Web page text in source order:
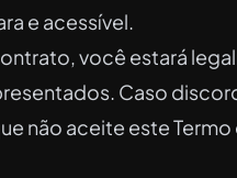
e acessível.
você estará
Caso
não aceite este Termo